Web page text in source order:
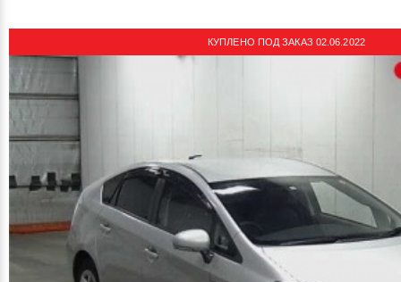
КУПЛЕНО ПОД ЗАКАЗ 02.06.2022